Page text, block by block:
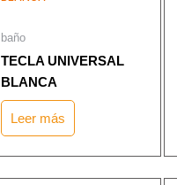
baño
TECLA UNIVERSAL
BLANCA
Leer más